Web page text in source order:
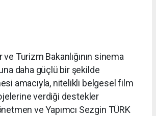
Turizm Bakanlığının sinema
daha güçlü bir şekilde
amacıyla, nitelikli belgesel film
verdiği destekler
ve Yapımcı Sezgin TÜRK